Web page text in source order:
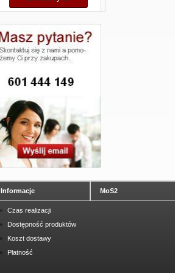
Informacje
Czas realizacji
Dostępność produktów
Koszt dostawy
Płatność
MoS2